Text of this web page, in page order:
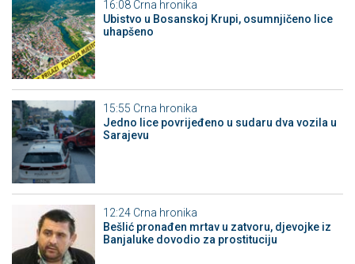
16:08 Crna hronika
Ubistvo u Bosanskoj Krupi, osumnjičeno lice
uhapšeno
15:55 Crna hronika
Јedno lice povrijeđeno u sudaru dva vozila u
Sarajevu
12:24 Crna hronika
Bešlić pronađen mrtav u zatvoru, djevojke iz
Banjaluke dovodio za prostituciju